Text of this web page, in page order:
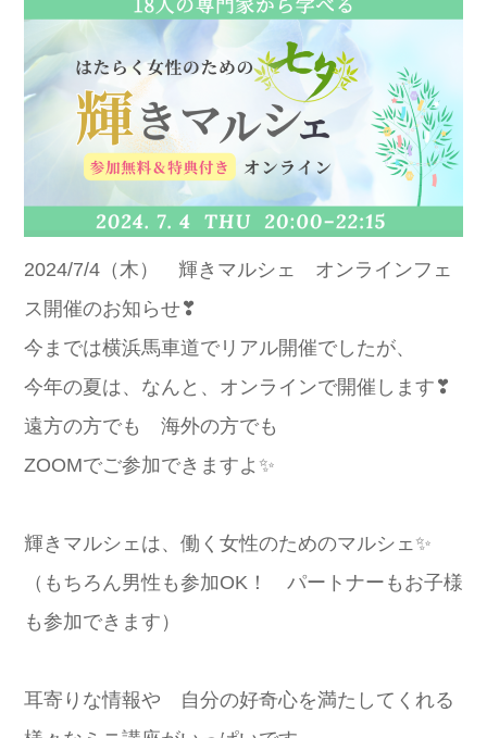
2024/7/4（木） 輝きマルシェ オンラインフェ
ス開催のお知らせ❣
今までは横浜馬車道でリアル開催でしたが、
今年の夏は、なんと、オンラインで開催します❣
遠方の方でも 海外の方でも
ZOOMでご参加できますよ✨
輝きマルシェは、働く女性のためのマルシェ✨
（もちろん男性も参加OK！ パートナーもお子様
も参加できます）
耳寄りな情報や 自分の好奇心を満たしてくれる